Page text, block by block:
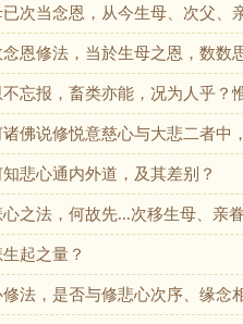
已次当念恩，从今生母、次父
恩修法，当於生母之恩，数数
不忘报，畜类亦能，况为人乎？
诸佛说修悦意慈心与大悲二者中
悲心通内外道，及其差别？
之法，何故先...次移生母、亲
起之量？
法，是否与修悲心次序、缘念